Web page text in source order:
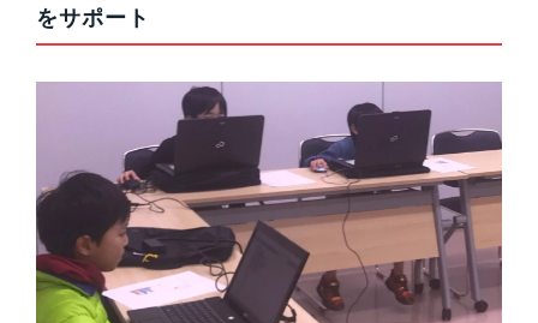
をサポート